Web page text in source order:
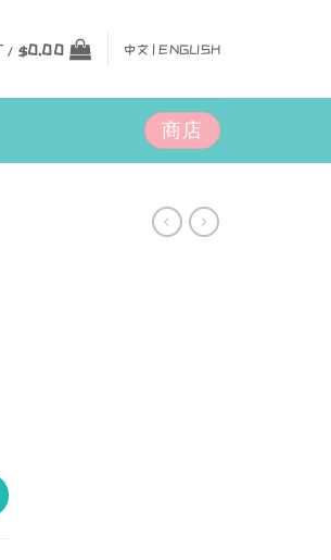
/ $0.00 中文 | ENGLISH
商店